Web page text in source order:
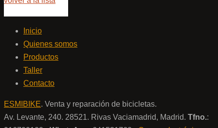
Inicio
Quienes somos
Productos
Taller
Contacto
ESMIBIKE. Venta y reparación de bicicletas.
Av. Levante, 240. 28521. Rivas Vaciamadrid, Madrid. Tfno.: